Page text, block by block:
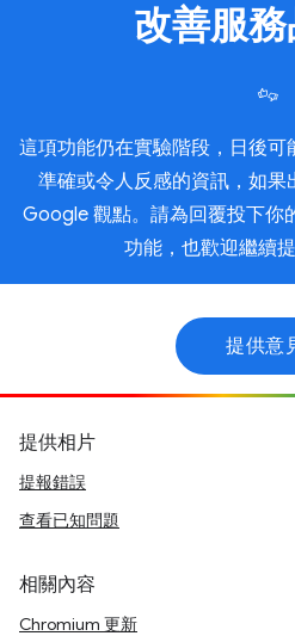
改善服務
這項功能仍在實驗階段，日後
準確或令人反感的資訊，如果
Google 觀點。請為回覆投下你
功能，也歡迎繼續
提供意
提供相片
提報錯誤
查看已知問題
相關內容
Chromium 更新